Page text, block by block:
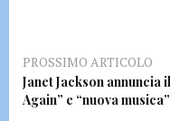
PROSSIMO ARTICOLO
Janet Jackson
Again” e “nuova